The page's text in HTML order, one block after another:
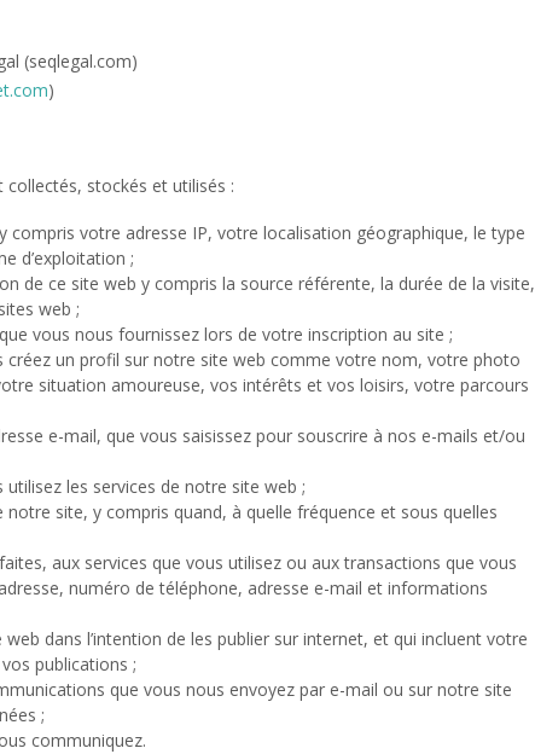
(seqlegal.com)
)
collectés, stockés et utilisés :
votre adresse IP, votre localisation géographique, le type
d’exploitation ;
de ce site web y compris la source référente, la durée de la visite,
web ;
vous nous fournissez lors de votre inscription au site ;
créez un profil sur notre site web comme votre nom, votre photo
situation amoureuse, vos intérêts et vos loisirs, votre parcours
e-mail, que vous saisissez pour souscrire à nos e-mails et/ou
les services de notre site web ;
site, y compris quand, à quelle fréquence et sous quelles
aux services que vous utilisez ou aux transactions que vous
numéro de téléphone, adresse e-mail et informations
dans l’intention de les publier sur internet, et qui incluent votre
publications ;
que vous nous envoyez par e-mail ou sur notre site
;
communiquez.